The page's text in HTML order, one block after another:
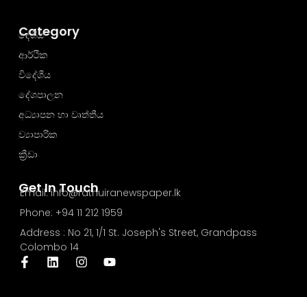
Get In Touch
Email: info@rathuiranewspaper.lk
Phone: +94 11 212 1959
Address : No 21, 1/1 St. Joseph's Street, Grandpass
Colombo 14
Category
දේශීය
ආර්ථික
විදේශීය
දේශපාලන
අධ්‍යාපන හා වෘත්තීය
ව්‍යාපාරික
ක්‍රීඩා